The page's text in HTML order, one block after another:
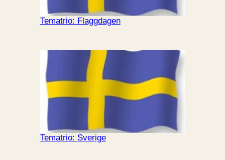
Tematrio: Flaggdagen
Tematrio: Sverige